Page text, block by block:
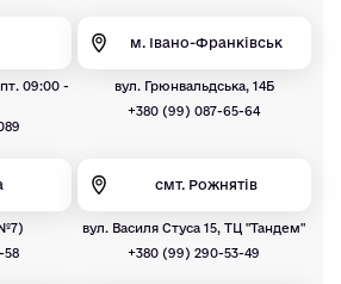
09:00 -
м. Івано-Франківськ
вул. Грюнвальдська, 14Б
+380 (99) 087-65-64
58
смт. Рожнятів
вул. Василя Стуса 15, ТЦ "Тандем"
+380 (99) 290-53-49